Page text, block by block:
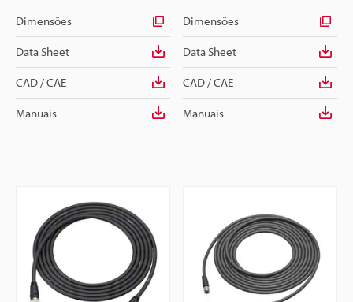
Dimensões
Data Sheet
CAD / CAE
Manuais
Dimensões
Data Sheet
CAD / CAE
Manuais